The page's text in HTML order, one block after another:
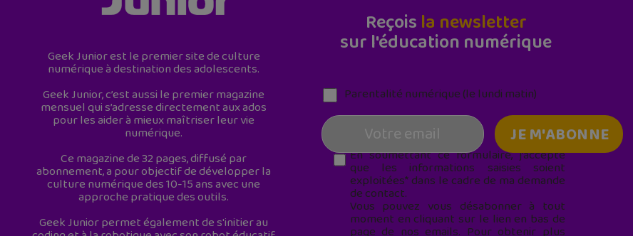
Geek Junior est le premier site de culture
numérique à destination des adolescents.
Geek Junior, c’est aussi le premier magazine
mensuel qui s’adresse directement aux ados
pour les aider à mieux maîtriser leur vie
numérique.
Ce magazine de 32 pages, diffusé par
abonnement, a pour objectif de développer la
culture numérique des 10-15 ans avec une
approche pratique des outils.
Geek Junior permet également de s'initier au
Reçois la newsletter
sur l'éducation numérique
Parentalité numérique (le lundi matin)
En soumettant ce formulaire, j’accepte
que les informations saisies soient
exploitées* dans le cadre de ma demande
de contact.
Vous pouvez vous désabonner à tout
moment en cliquant sur le lien en bas de
page de nos emails. Pour obtenir plus